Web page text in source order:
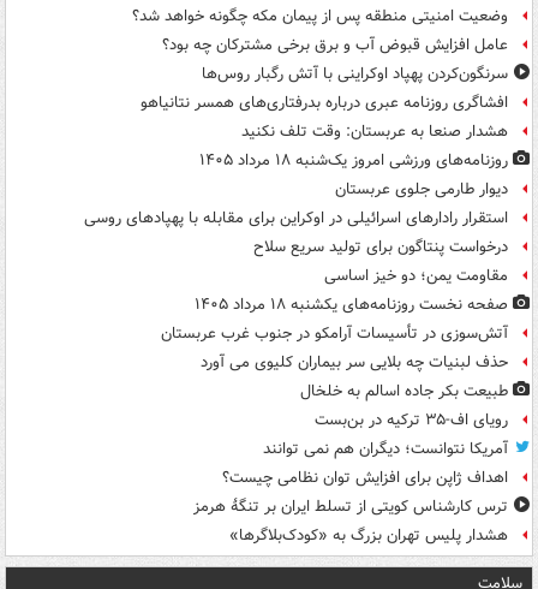
وضعیت امنیتی منطقه پس از پیمان مکه چگونه خواهد شد؟
عامل افزایش قبوض آب و برق برخی مشترکان چه بود؟
سرنگون‌کردن پهپاد اوکراینی با آتش رگبار روس‌ها
افشاگری روزنامه عبری درباره بدرفتاری‌های همسر نتانیاهو
هشدار صنعا به عربستان: وقت تلف نکنید
روزنامه‌های ورزشی امروز یک‌شنبه ۱۸ مرداد ۱۴۰۵
دیوار طارمی جلوی عربستان
استقرار رادارهای اسرائیلی در اوکراین برای مقابله با پهپادهای روسی
درخواست پنتاگون برای تولید سریع سلاح
مقاومت یمن؛ دو خیز اساسی
صفحه نخست روزنامه‌های یکشنبه ۱۸ مرداد ۱۴۰۵
آتش‌سوزی در تأسیسات آرامکو در جنوب غرب عربستان
حذف لبنیات چه بلایی سر بیماران کلیوی می آورد
طبیعت بکر جاده اسالم به خلخال
رویای اف-۳۵ ترکیه در بن‌بست
آمریکا نتوانست؛ دیگران هم نمی توانند
اهداف ژاپن برای افزایش توان نظامی چیست؟
ترس کارشناس کویتی از تسلط ایران بر تنگۀ هرمز
هشدار پلیس تهران بزرگ به «کودک‌بلاگرها»
سلامت